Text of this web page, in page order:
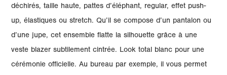
déchirés, taille haute, pattes d’éléphant, regular, effet push-
up, élastiques ou stretch. Qu’il se compose d’un pantalon ou
d’une jupe, cet ensemble flatte la silhouette grâce à une
veste blazer subtilement cintrée. Look total blanc pour une
cérémonie officielle. Au bureau par exemple, il vous permet